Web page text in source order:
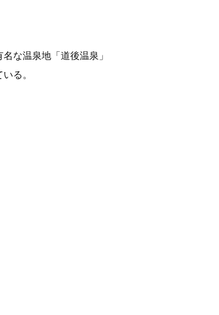
な温泉地「道後温泉」
る。